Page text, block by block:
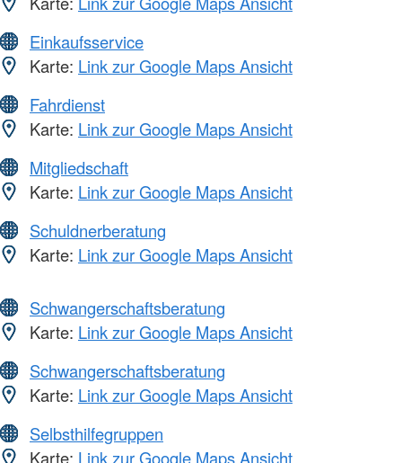
Einkaufsservice
Karte: Link zur Google Maps Ansicht
Fahrdienst
Karte: Link zur Google Maps Ansicht
Mitgliedschaft
Karte: Link zur Google Maps Ansicht
Schuldnerberatung
Karte: Link zur Google Maps Ansicht
Schwangerschaftsberatung
Karte: Link zur Google Maps Ansicht
Schwangerschaftsberatung
Karte: Link zur Google Maps Ansicht
Selbsthilfegruppen
Karte: Link zur Google Maps Ansicht